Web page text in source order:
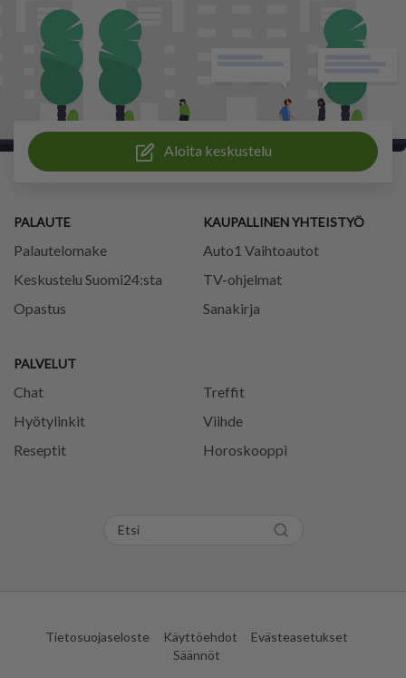
Aloita keskustelu
PALAUTE
Palautelomake
Keskustelu Suomi24:sta
Opastus
PALVELUT
Chat
Treffit
Hyötylinkit
Viihde
Reseptit
Horoskooppi
KAUPALLINEN YHTEISTYÖ
Auto1 Vaihtoautot
TV-ohjelmat
Sanakirja
Tietosuojaseloste Käyttöehdot
Evästeasetukset
Säännöt